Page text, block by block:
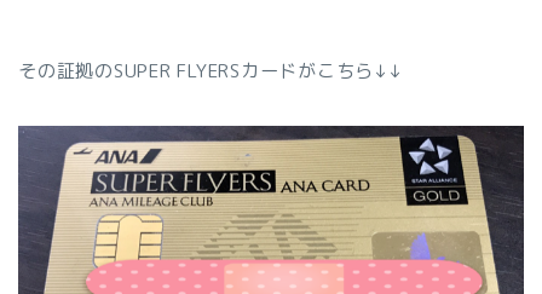
その証拠のSUPER FLYERSカードがこちら↓↓